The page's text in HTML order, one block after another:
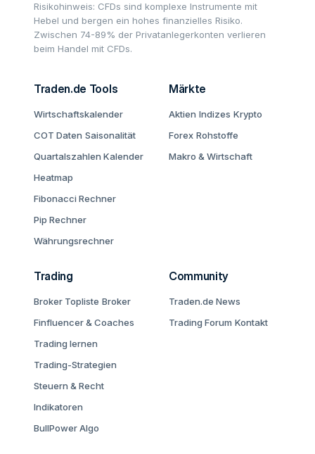
Risikohinweis: CFDs sind komplexe Instrumente mit
Hebel und bergen ein hohes finanzielles Risiko.
Zwischen 74-89% der Privatanlegerkonten verlieren
beim Handel mit CFDs.
Traden.de Tools
Wirtschaftskalender
COT Daten Saisonalität
Quartalszahlen Kalender
Heatmap
Fibonacci Rechner
Pip Rechner
Währungsrechner
Märkte
Aktien Indizes Krypto
Forex Rohstoffe
Makro & Wirtschaft
Trading
Broker Topliste Broker
Finfluencer & Coaches
Trading lernen
Trading-Strategien
Steuern & Recht
Indikatoren
BullPower Algo
Community
Traden.de News
Trading Forum Kontakt